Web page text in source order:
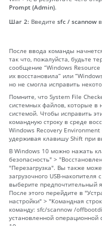
Prompt (Admin).
Шаг 2: Введите sfc / scannow
После ввода команды
так что, пожалуйста, будьте
сообщение “Windows
их восстановила” или
но не смогла исправить
Помните, что System File
системных файлов, которые в
системой. Чтобы исправить
командную строку в среде
Windows Recovery
удерживая клавишу Shift при
В Windows 10 можно нажать
безопасность" >
"Перезагрузка". Вы также
загрузочного USB-
выберите предпочтительный
После этого перейдите в
настройки" > "Командная
команду: sfc/scannow /
установленной операционной